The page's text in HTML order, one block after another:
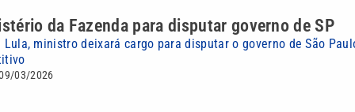
da Fazenda para disputar governo de SP
ministro deixará cargo para disputar o governo de São
03/2026